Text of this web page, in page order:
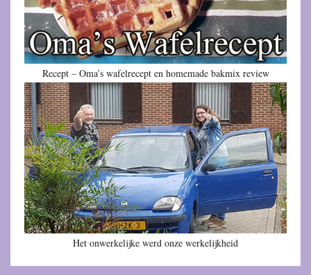
Recept – Oma’s wafelrecept en homemade bakmix review
Het onwerkelijke werd onze werkelijkheid